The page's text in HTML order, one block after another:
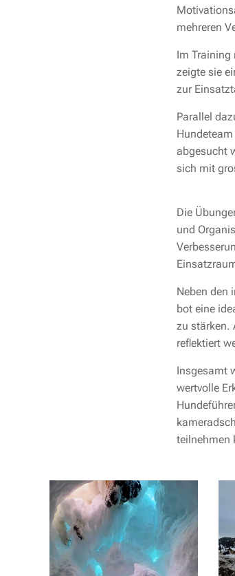
mehreren
Im Training
zeigte sie
zur
Parallel
abgesucht
sich mit
Die
und
Neben den
bot eine
zu stärken.
reflektiert
Insgesamt
wertvolle
teilnehmen